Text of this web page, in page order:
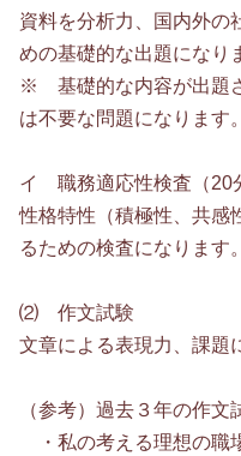
資料を分析力、国内外の
めの基礎的な出題になり
※ 基礎的な内容が出題
は不要な問題になります。
イ 職務適応性検査（20
性格特性（積極性、共感
るための検査になります。
⑵ 作文試験
文章による表現力、課題
（参考）過去３年の作文
・私の考える理想の職